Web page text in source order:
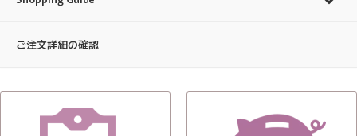
ご注文詳細の確認